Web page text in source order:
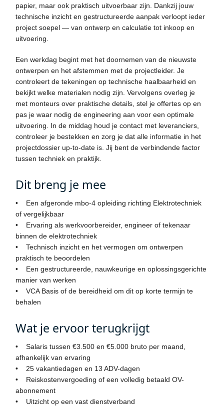
papier, maar ook praktisch uitvoerbaar zijn. Dankzij jouw
technische inzicht en gestructureerde aanpak verloopt ieder
project soepel — van ontwerp en calculatie tot inkoop en
uitvoering.
Een werkdag begint met het doornemen van de nieuwste
ontwerpen en het afstemmen met de projectleider. Je
controleert de tekeningen op technische haalbaarheid en
bekijkt welke materialen nodig zijn. Vervolgens overleg je
met monteurs over praktische details, stel je offertes op en
pas je waar nodig de engineering aan voor een optimale
uitvoering. In de middag houd je contact met leveranciers,
controleer je bestekken en zorg je dat alle informatie in het
projectdossier up-to-date is. Jij bent de verbindende factor
tussen techniek en praktijk.
Dit breng je mee
• Een afgeronde mbo-4 opleiding richting Elektrotechniek
of vergelijkbaar
• Ervaring als werkvoorbereider, engineer of tekenaar
binnen de elektrotechniek
• Technisch inzicht en het vermogen om ontwerpen
praktisch te beoordelen
• Een gestructureerde, nauwkeurige en oplossingsgerichte
manier van werken
• VCA Basis of de bereidheid om dit op korte termijn te
behalen
Wat je ervoor terugkrijgt
• Salaris tussen €3.500 en €5.000 bruto per maand,
afhankelijk van ervaring
• 25 vakantiedagen en 13 ADV-dagen
• Reiskostenvergoeding of een volledig betaald OV-
abonnement
• Uitzicht op een vast dienstverband